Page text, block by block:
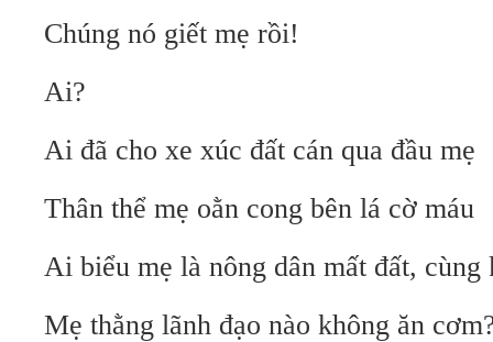
Chúng nó giết mẹ rồi!
Ai?
Ai đã cho xe xúc đất cán qua đầu mẹ
Thân thể mẹ oằn cong bên lá cờ máu
Ai biểu mẹ là nông dân mất đất, cùng
Mẹ thằng lãnh đạo nào không ăn